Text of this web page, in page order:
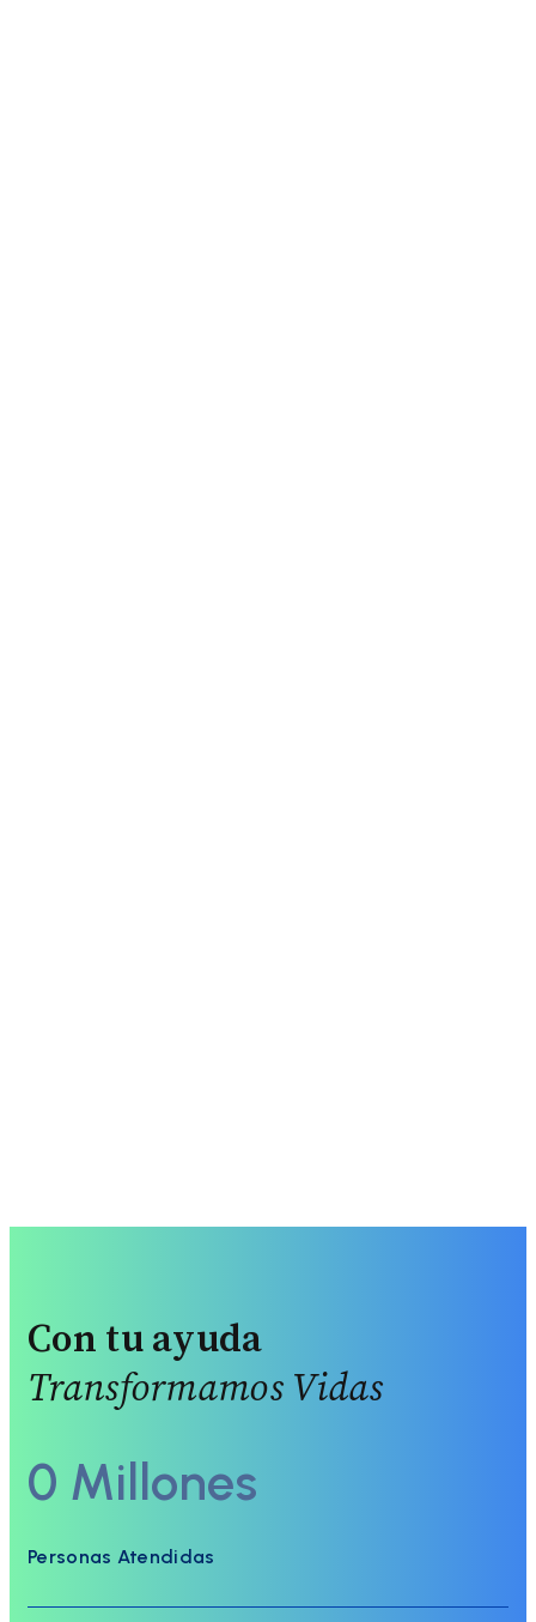
Con tu ayuda
Transformamos Vidas
0 Millones
Personas Atendidas